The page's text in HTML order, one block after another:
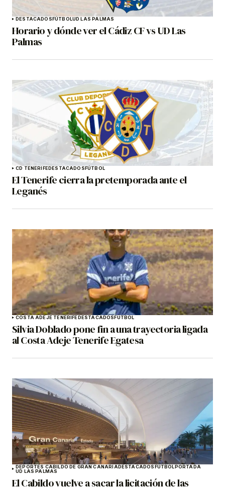
DESTACADOSFÚTBOLUD LAS PALMAS
Horario y dónde ver el Cádiz CF vs UD Las
Palmas
CD TENERIFEDESTACADOSFÚTBOL
El Tenerife cierra la pretemporada ante el
Leganés
COSTA ADEJE TENERIFEDESTACADOSFÚTBOL
Silvia Doblado pone fin a una trayectoria ligada
al Costa Adeje Tenerife Egatesa
DEPORTES CABILDO DE GRAN CANARIADESTACADOSFÚTBOLPORTADA
UD LAS PALMAS
El Cabildo vuelve a sacar la licitación de las